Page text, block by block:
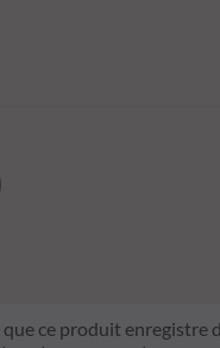
ce produit enregistre